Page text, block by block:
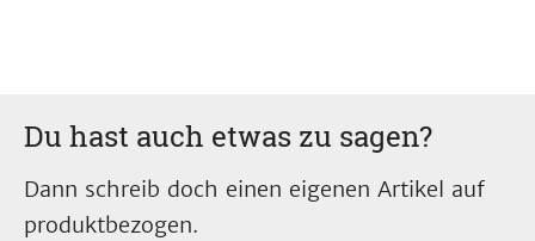
Du hast auch etwas zu sagen?
Dann schreib doch einen eigenen Artikel auf
produktbezogen.